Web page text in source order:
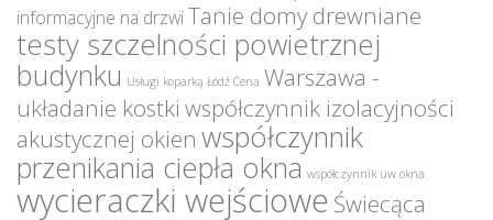
informacyjne na drzwiTanie domy drewniane
testy szczelności powietrznej
budynku Usługi koparką Łódź Cena Warszawa -
układanie kostki współczynnik izolacyjności
akustycznej okien współczynnik
przenikania ciepła okna współczynnik uw okna
wycieraczki wejściowe Świecąca